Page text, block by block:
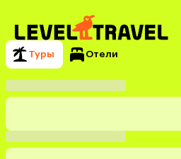
Туры Отели